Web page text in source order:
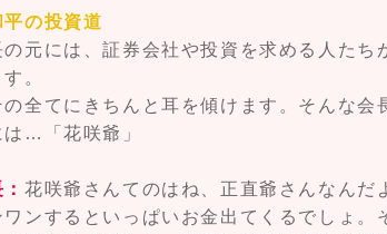
の投資道
元には、証券会社や投資を求める人たち
。
全てにきちんと耳を傾けます。そんな会
は…「花咲爺」
花咲爺さんてのはね、正直爺さんなんだ
ンするといっぱいお金出てくるでしょ。